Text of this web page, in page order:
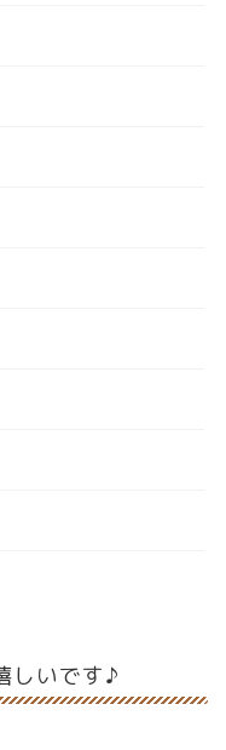
しいです♪